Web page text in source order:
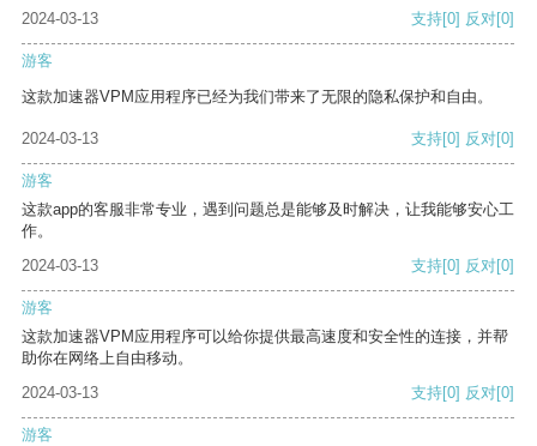
2024-03-13
支持[0] 反对[0]
游客
这款加速器VPM应用程序已经为我们带来了无限的隐私保护和自由。
2024-03-13 支持[0] 反对[0]
游客
这款app的客服非常专业，遇到问题总是能够及时解决，让我能够安心工
作。
2024-03-13
支持[0] 反对[0]
游客
这款加速器VPM应用程序可以给你提供最高速度和安全性的连接，并帮
助你在网络上自由移动。
2024-03-13
支持[0] 反对[0]
游客